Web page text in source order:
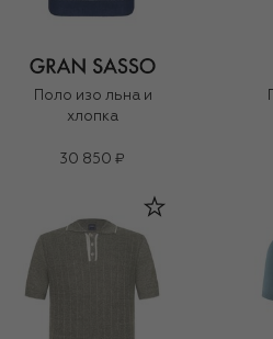
Поло изо льна и
хлопка
30 850 ₽